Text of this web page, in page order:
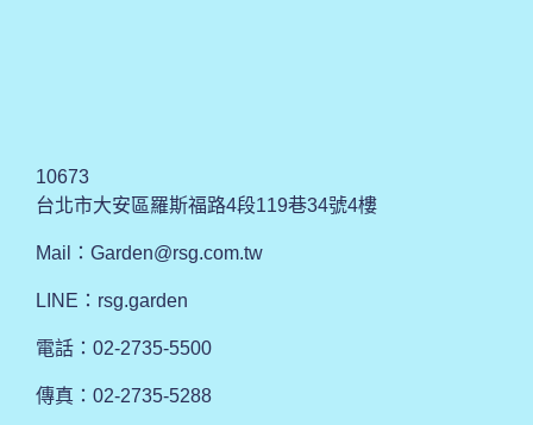
10673
台北市大安區羅斯福路4段119巷34號4樓
Mail： Garden@rsg.com.tw
LINE：rsg.garden
電話：02-2735-5500
傳真：02-2735-5288